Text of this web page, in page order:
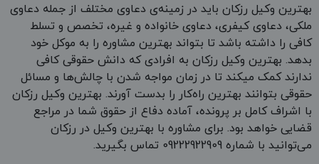
بهترین وکیل رزکان باید در زمینه‌ی دعاوی مختلف از جمله دعاوی
ملکی، دعاوی کیفری، دعاوی خانواده و غیره، تخصص و تسلط
کافی را داشته باشد تا بتواند بهترین مشاوره را به موکل خود
بدهد. بهترین وکیل رزکان به افرادی که دانش حقوقی کافی
ندارند کمک میکند تا در زمان مواجه شدن با چالش‌ها و مسائل
حقوقی بتوانند بهترین راه‌کار را بدست آورند. بهترین وکیل رزکان
با اشراف کامل بر پرونده، آماده دفاع از حقوق شما در مراجع
قضایی خواهد بود. برای مشاوره با بهترین وکیل در رزکان
می‌توانید با شماره 09222922909 تماس بگیرید.